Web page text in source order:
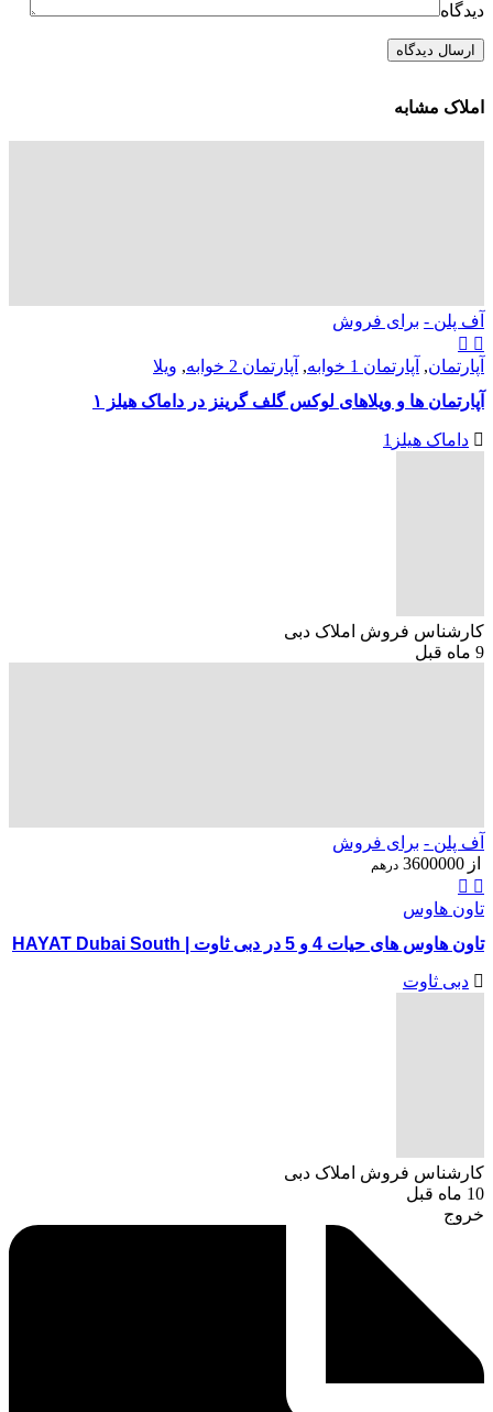
دیدگاه
املاک مشابه
آف پلن - برای فروش
آپارتمان, آپارتمان 1 خوابه , آپارتمان 2 خوابه , ویلا
آپارتمان ها و ویلاهای لوکس گلف گرینز در داماک هیلز ۱
داماک هیلز1
کارشناس فروش املاک دبی
9 ماه قبل
آف پلن - برای فروش
از 3600000 درهم
تاون هاوس
تاون هاوس های حیات 4 و 5 در دبی ثاوت | HAYAT Dubai South
دبی ثاوت
کارشناس فروش املاک دبی
10 ماه قبل
خروج